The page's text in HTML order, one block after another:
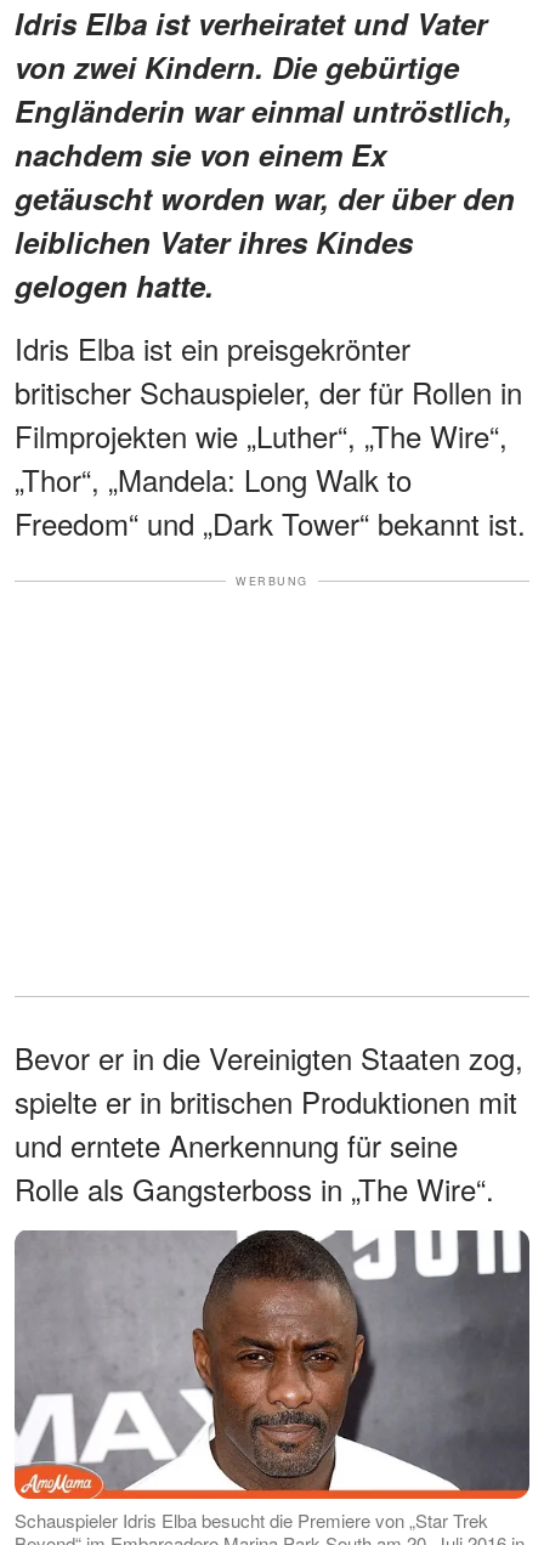
Idris Elba ist verheiratet und Vater
von zwei Kindern. Die gebürtige
Engländerin war einmal untröstlich,
nachdem sie von einem Ex
getäuscht worden war, der über den
leiblichen Vater ihres Kindes
gelogen hatte.
Idris Elba ist ein preisgekrönter
britischer Schauspieler, der für Rollen in
Filmprojekten wie „Luther“, „The Wire“,
„Thor“, „Mandela: Long Walk to
Freedom“ und „Dark Tower“ bekannt ist.
WERBUNG
Bevor er in die Vereinigten Staaten zog,
spielte er in britischen Produktionen mit
und erntete Anerkennung für seine
Rolle als Gangsterboss in „The Wire“.
Schauspieler Idris Elba besucht die Premiere von „Star Trek